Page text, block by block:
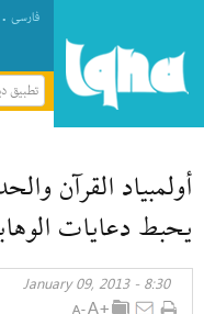
فارسی .
تطبيق
أولمبياد القرآن
يحبط دعايات
8:30 - January 09, 2013